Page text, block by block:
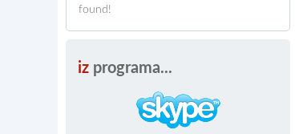
found!
iz programa...